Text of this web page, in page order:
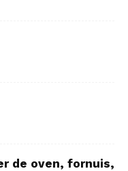
de oven, fornuis,